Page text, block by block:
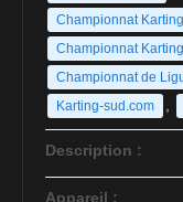
Championnat
Championnat
Championnat de
Karting-sud.com
Description :
Appareil :